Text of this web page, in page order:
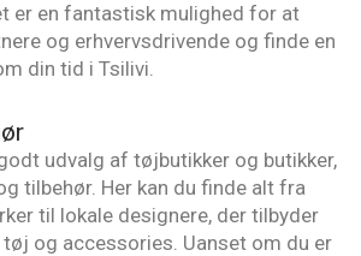
er en fantastisk mulighed for at
og erhvervsdrivende og finde en
din tid i Tsilivi.
udvalg af tøjbutikker og butikker,
tilbehør. Her kan du finde alt fra
til lokale designere, der tilbyder
og accessories. Uanset om du er